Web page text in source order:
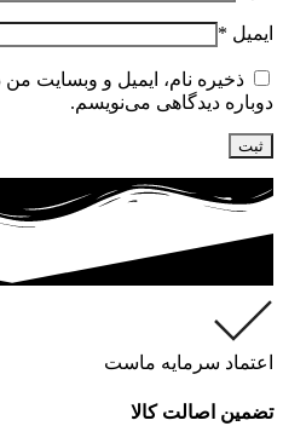
ایمیل *
ذخیره نام، ایمیل و وبسایت
دوباره دیدگاهی می‌نویسم.
اعتماد سرمایه ماست
تضمین اصالت کالا